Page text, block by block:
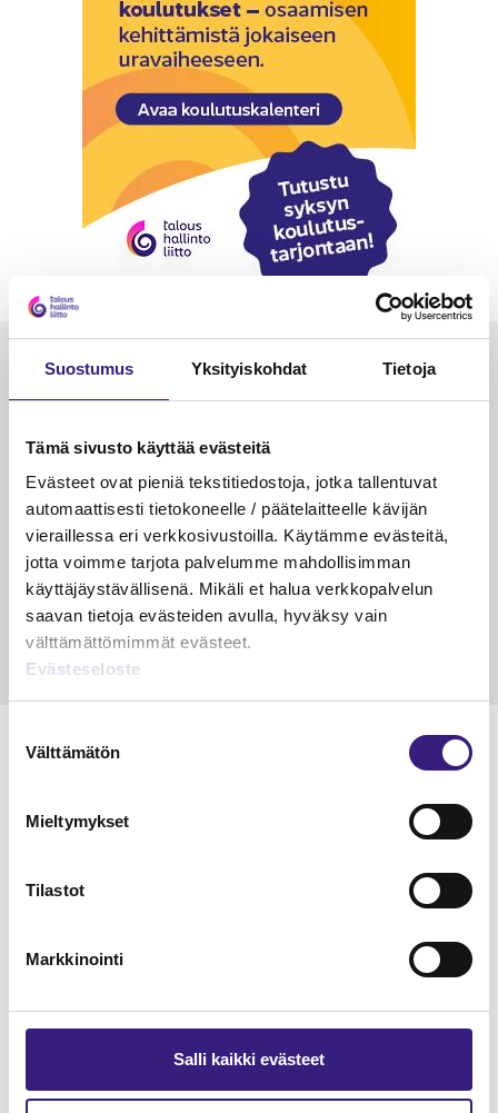
Suostumus Yksityiskohdat Tietoja
Tämä sivusto käyttää evästeitä
Evästeet ovat pieniä tekstitiedostoja, jotka tallentuvat
automaattisesti tietokoneelle / päätelaitteelle kävijän
vieraillessa eri verkkosivustoilla. Käytämme evästeitä,
jotta voimme tarjota palvelumme mahdollisimman
käyttäjäystävällisenä. Mikäli et halua verkkopalvelun
saavan tietoja evästeiden avulla, hyväksy vain
välttämättömimmät evästeet.
Evästeseloste
valinta
Välttämätön
Mieltymykset
Tilastot
Markkinointi
Salli kaikki evästeet
Luetuimmat
Kulu­veloitukset arvon­lisä­
verotuksessa – omien kulujen
veloitus, kulujen edelleen­
veloitus ja läpi­laskutus
Petri Salomaa
15.5.2023 10 min
Tilaa Tilisanomien
lukuoikeus